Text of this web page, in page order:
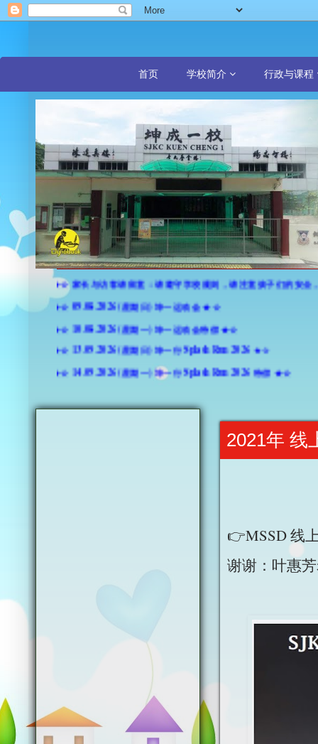
首页 学校简介 行政与课程
★☆ 家长与访客请留意：请遵守学校规则，请注意孩子们的安全，
★☆ 09.08.2026 (星期日) 坤一运动会 ★☆
★☆ 10.08.2026 (星期一) 坤一运动会特假 ★☆
★☆ 13.09.2026 (星期日) 坤一行 Splash Run 2026 ★☆
★☆ 14.09.2026 (星期一) 坤一行 Splash Run 2026 特假 ★☆
2021年 线
👉MSSD 线
谢谢：叶惠